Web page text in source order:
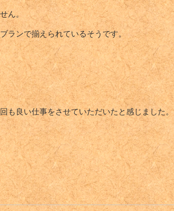
ん。
ランで揃えられているそうです。
も良い仕事をさせていただいたと感じました。